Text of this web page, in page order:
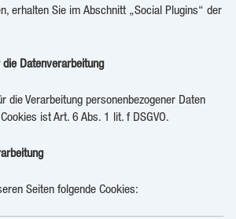
erhalten Sie im Abschnitt „Social Plugins“ der
Datenverarbeitung
die Verarbeitung personenbezogener Daten
ist Art. 6 Abs. 1 lit. f DSGVO.
Seiten folgende Cookies: